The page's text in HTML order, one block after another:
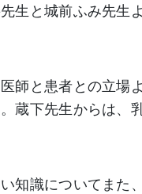
生と城前ふみ先生
師 と患者との立場
蔵下先生からは、
知識について また